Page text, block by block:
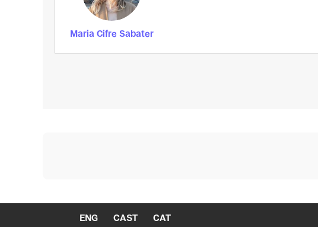
Maria Cifre Sabater
ENG CAST CAT